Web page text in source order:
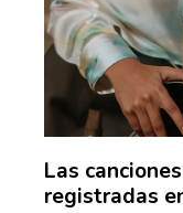
Las
registradas